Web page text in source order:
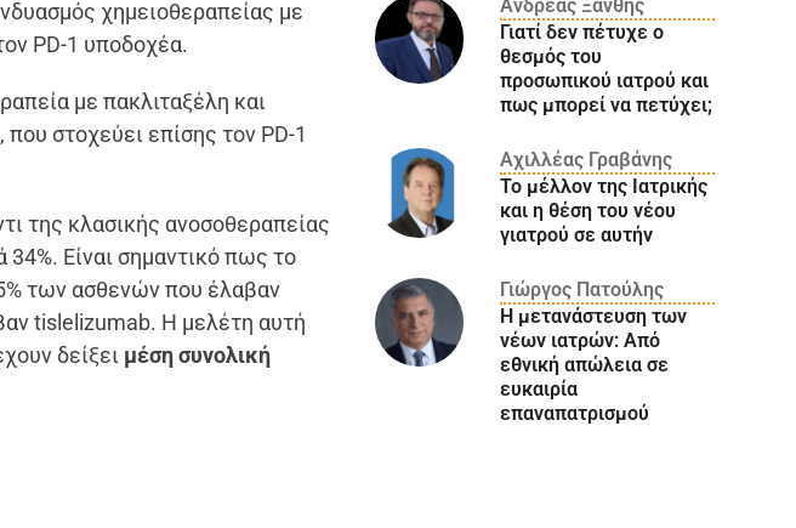
χημειοθεραπείας με
PD-1 υποδοχέα.
με πακλιταξέλη και
στοχεύει επίσης τον PD-1
της κλασικής ανοσοθεραπείας
Είναι σημαντικό πως το
των ασθενών που έλαβαν
tislelizumab. Η μελέτη αυτή
δείξει μέση συνολική
Ανδρέας Ξάνθης
Γιατί δεν πέτυχε ο
θεσμός του
προσωπικού ιατρού και
πως μπορεί να πετύχει;
Αχιλλέας Γραβάνης
Το μέλλον της Ιατρικής
και η θέση του νέου
γιατρού σε αυτήν
Γιώργος Πατούλης
Η μετανάστευση των
νέων ιατρών: Aπό
εθνική απώλεια σε
ευκαιρία
επαναπατρισμού